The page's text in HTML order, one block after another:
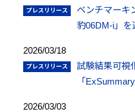
ベンチマーキ
豹06DM-i」を
2026/03/18
試験結果可視
「
2026/03/03